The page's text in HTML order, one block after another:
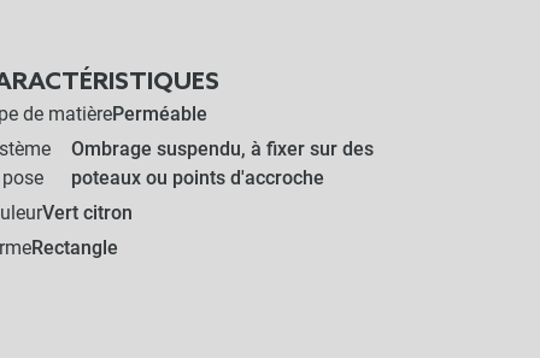
de matièrePerméable
Ombrage suspendu, à fixer sur des
poteaux ou points d'accroche
Vert citron
Rectangle